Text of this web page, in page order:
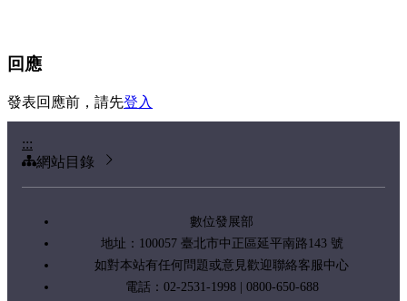
回應
發表回應前，請先登入
:::
網站目錄
數位發展部
地址：100057 臺北市中正區延平南路143 號
如對本站有任何問題或意見歡迎聯絡客服中心
電話：02-2531-1998 | 0800-650-688